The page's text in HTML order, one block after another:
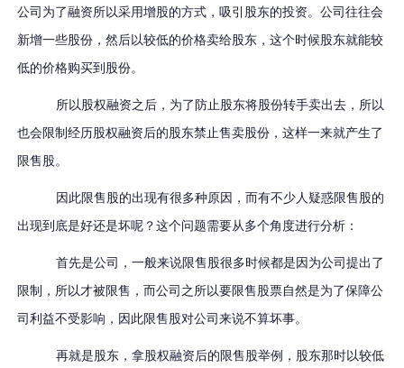
公司为了融资所以采用增股的方式，吸引股东的投资。公司往往会
新增一些股份，然后以较低的价格卖给股东，这个时候股东就能较
低的价格购买到股份。
所以股权融资之后，为了防止股东将股份转手卖出去，所以
也会限制经历股权融资后的股东禁止售卖股份，这样一来就产生了
限售股。
因此限售股的出现有很多种原因，而有不少人疑惑限售股的
出现到底是好还是坏呢？这个问题需要从多个角度进行分析：
首先是公司，一般来说限售股很多时候都是因为公司提出了
限制，所以才被限售，而公司之所以要限售股票自然是为了保障公
司利益不受影响，因此限售股对公司来说不算坏事。
再就是股东，拿股权融资后的限售股举例，股东那时以较低